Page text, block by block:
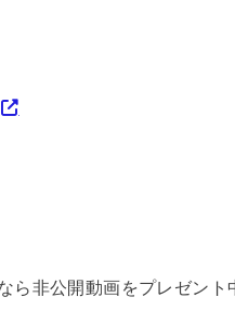
ら非公開動画をプレゼント